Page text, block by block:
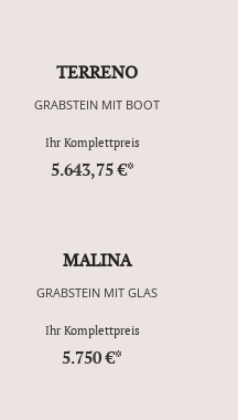
TERRENO
GRABSTEIN MIT BOOT
Ihr Komplettpreis
5.643,75 €*
MALINA
GRABSTEIN MIT GLAS
Ihr Komplettpreis
5.750 €*